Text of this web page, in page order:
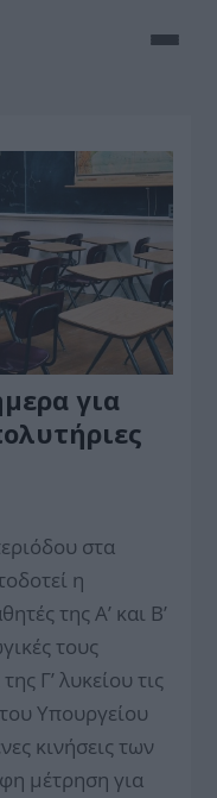
για
στα
η
της Α’ και Β’
τους
Γ’ λυκείου τις
Υπουργείου
κινήσεις των
μέτρηση για